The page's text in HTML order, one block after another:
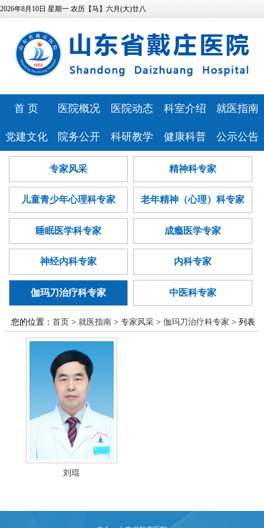
2026年8月10日 星期一 农历【马】六月(大)廿八
首 页 医院概况
医院简介
领导班子
发展历程
医疗资源
医院位置
医院动态
医院新闻
媒体报道
安全生产
科室介绍
特色科室
心理健康中
心
医技科室
研究团队
就医指南
专家风采
预约挂号
就诊流程
药事咨询
异地就医
党建文化
历史纪念馆
党建动态
巾帼文明岗
青年文明号
廉政建设
院务公开
相关资质
信息公开
服务指南
信访投诉
预算公开
科研教学
继续教育
本科生培养
住院医师规
健康科普
讲座报告
病友心声
心理云讲堂
公示公告
人事招聘
医疗技术公
招标采购
专家风采 精神科专家
儿童青少年心理科专家 老年精神（心理）科专家
睡眠医学科专家 成瘾医学专家
神经内科专家 内科专家
伽玛刀治疗科专家 中医科专家
您的位置： 首页 > 就医指南> 专家风采> 伽玛刀治疗科专家 > 列表
刘琨